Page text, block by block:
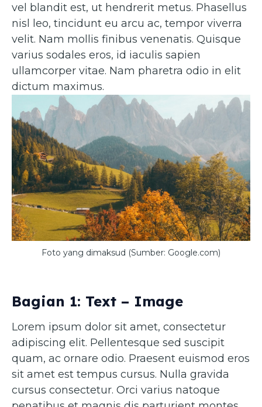
vel blandit est, ut hendrerit metus. Phasellus
nisl leo, tincidunt eu arcu ac, tempor viverra
velit. Nam mollis finibus venenatis. Quisque
varius sodales eros, id iaculis sapien
ullamcorper vitae. Nam pharetra odio in elit
dictum maximus.
Foto yang dimaksud (Sumber: Google.com)
Bagian 1: Text – Image
Lorem ipsum dolor sit amet, consectetur
adipiscing elit. Pellentesque sed suscipit
quam, ac ornare odio. Praesent euismod eros
sit amet est tempus cursus. Nulla gravida
cursus consectetur. Orci varius natoque